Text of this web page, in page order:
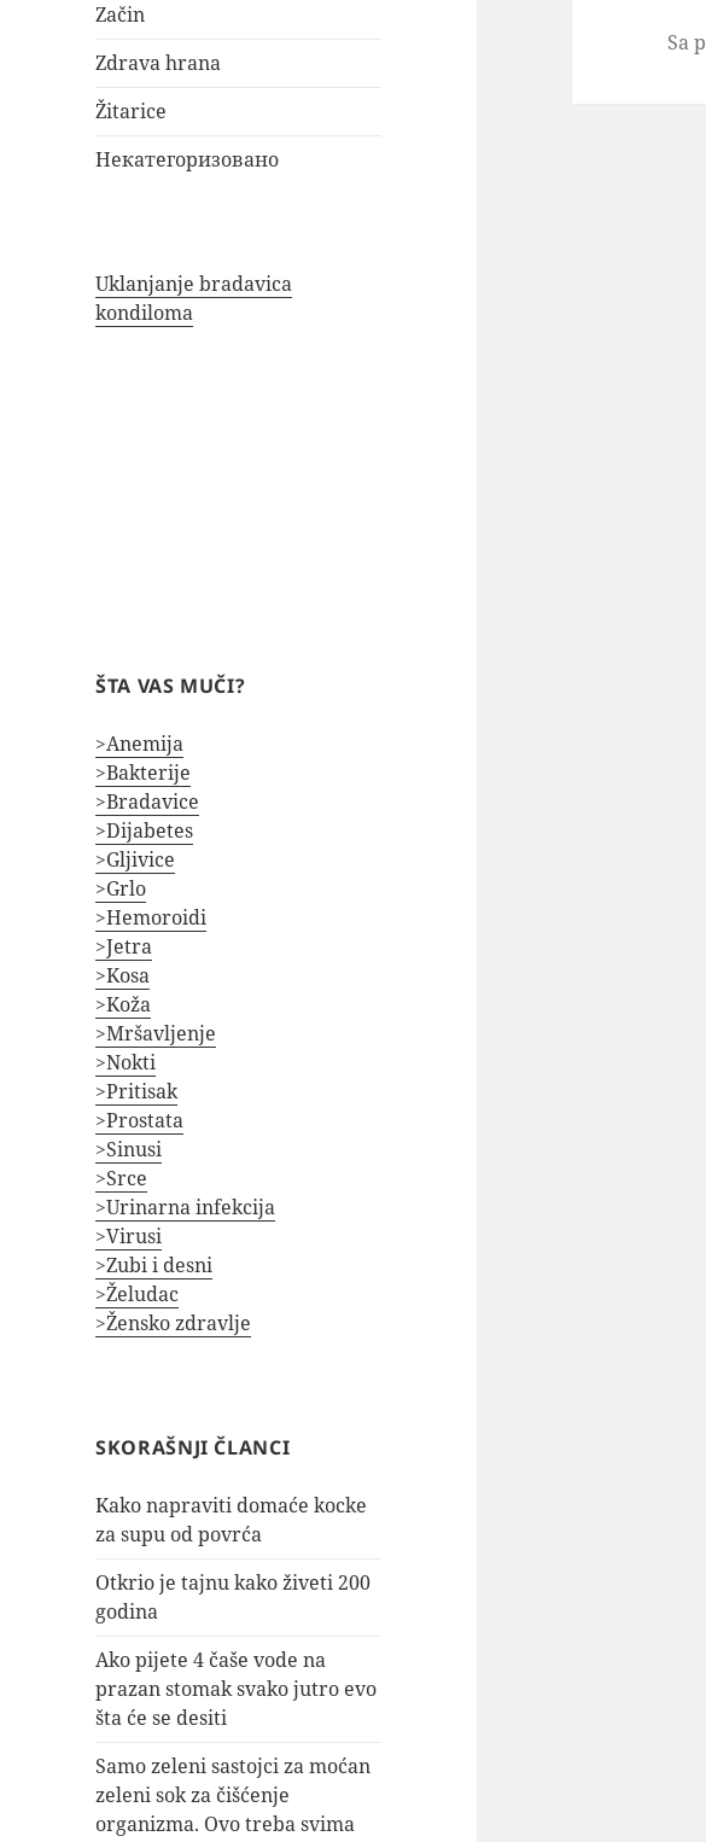
Začin
Zdrava hrana
Žitarice
Некатегоризовано
Uklanjanje bradavica
kondiloma
ŠTA VAS MUČI?
>Anemija
>Bakterije
>Bradavice
>Dijabetes
>Gljivice
>Grlo
>Hemoroidi
>Jetra
>Kosa
>Koža
>Mršavljenje
>Nokti
>Pritisak
>Prostata
>Sinusi
>Srce
>Urinarna infekcija
>Virusi
>Zubi i desni
>Želudac
>Žensko zdravlje
SKORAŠNJI ČLANCI
Kako napraviti domaće kocke
za supu od povrća
Otkrio je tajnu kako živeti 200
godina
Ako pijete 4 čaše vode na
prazan stomak svako jutro evo
šta će se desiti
Samo zeleni sastojci za moćan
zeleni sok za čišćenje
organizma. Ovo treba svima
Sa